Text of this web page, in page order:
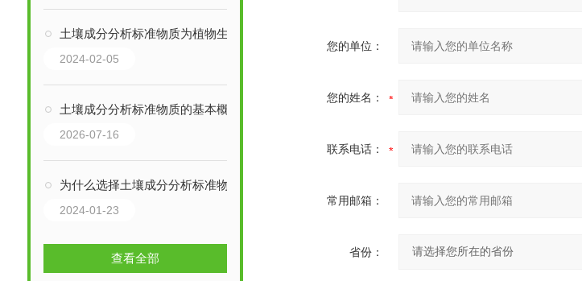
土壤成分分析标准物质为植物生长提供了必要的养分
2024-02-05
土壤成分分析标准物质的基本概念、作用及其重要性
2026-07-16
为什么选择土壤成分分析标准物质？
2024-01-23
查看全部
您的单位：
您的姓名：
联系电话：
常用邮箱：
省份：